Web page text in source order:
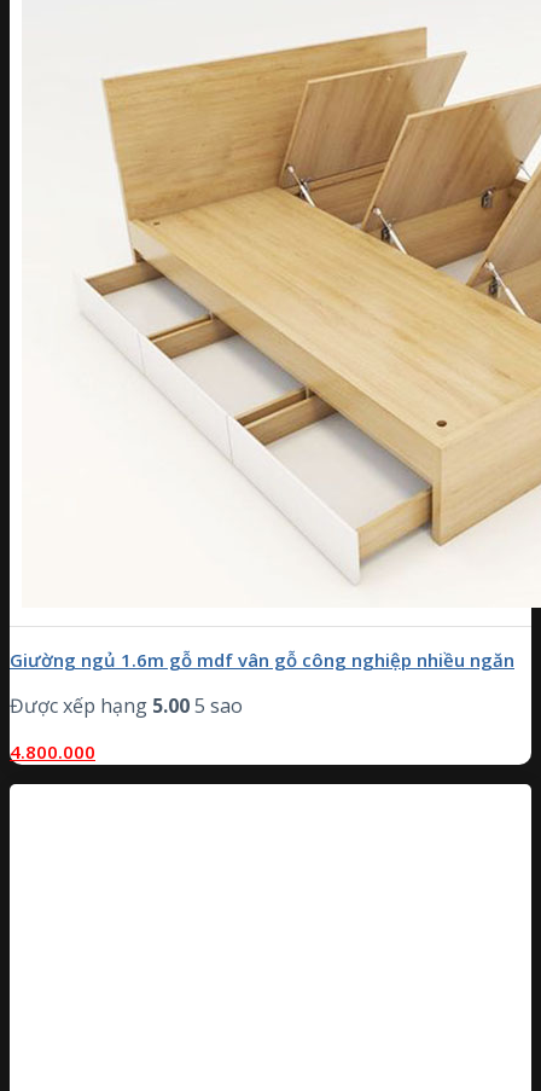
Giường ngủ 1.6m gỗ mdf vân gỗ công nghiệp nhiều ngăn
Được xếp hạng 5.005 sao
4.800.000